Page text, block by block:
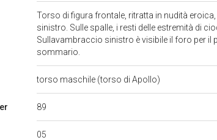
Torso di figura frontale, ritratta in nudità
sinistro. Sulle spalle, i resti delle estremità di
Sullavambraccio sinistro è visibile il foro per
sommario.
torso maschile (torso di Apollo)
89
05